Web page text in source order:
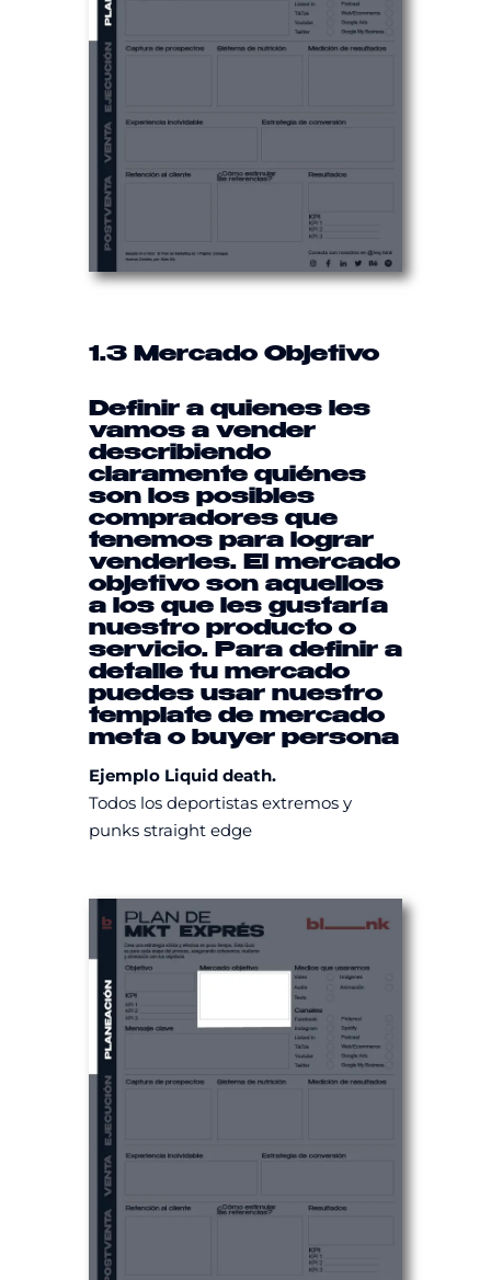
1.3 Mercado Objetivo
Definir a quienes les
vamos a vender
describiendo
claramente quiénes
son los posibles
compradores que
tenemos para lograr
venderles. El mercado
objetivo son aquellos
a los que les gustaría
nuestro producto o
servicio. Para definir a
detalle tu mercado
puedes usar nuestro
templatede mercado
metao buyer persona
Ejemplo Liquid death.
Todos los deportistas extremos y
punks straight edge